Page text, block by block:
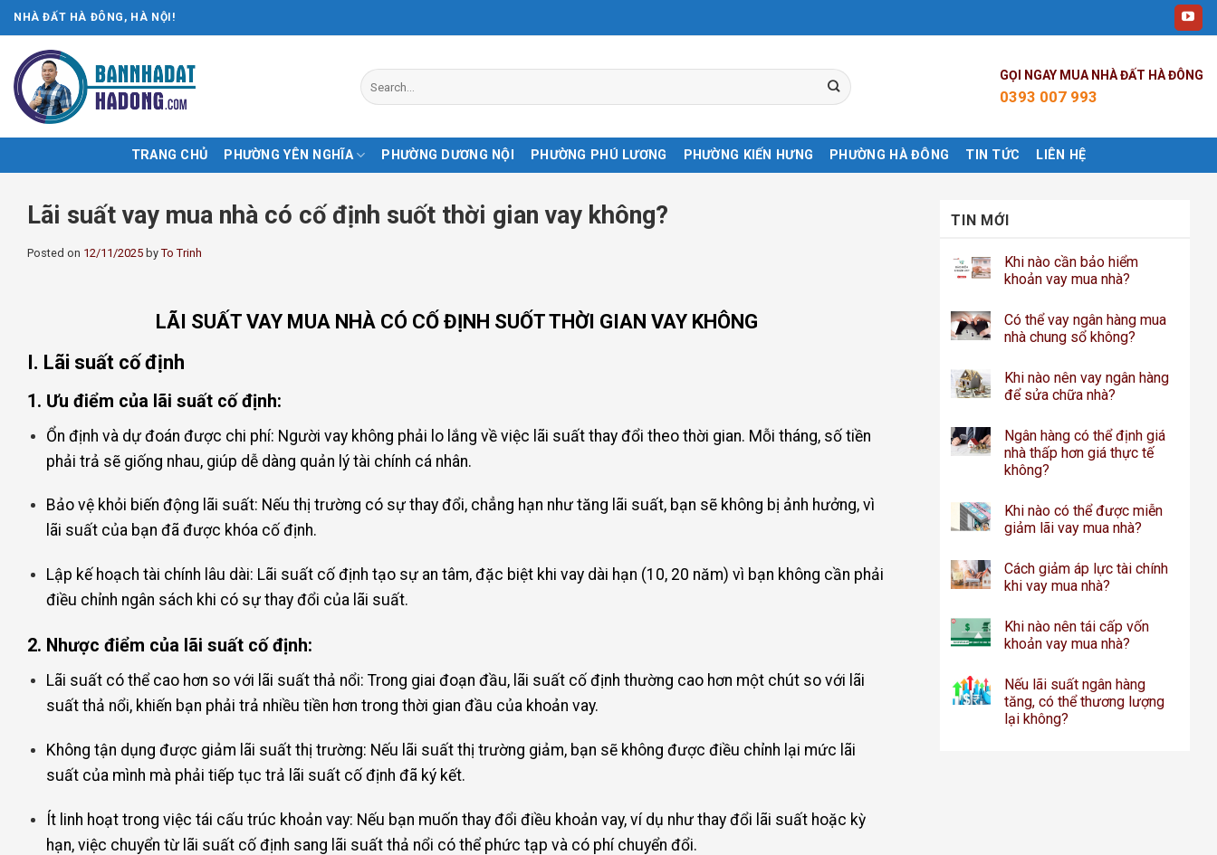
Skip
to
content
NHÀ ĐẤT HÀ ĐÔNG, HÀ NỘI!
GỌI NGAY MUA NHÀ ĐẤT HÀ ĐÔNG
0393 007 993
TRANG CHỦ PHƯỜNG YÊN NGHĨA PHƯỜNG DƯƠNG NỘI PHƯỜNG PHÚ LƯƠNG PHƯỜNG KIẾN HƯNG PHƯỜNG HÀ ĐÔNG TIN TỨC LIÊN HỆ
Lãi suất vay mua nhà có cố định suốt thời gian vay không?
Posted on 12/11/2025 by To Trinh
LÃI SUẤT VAY MUA NHÀ CÓ CỐ ĐỊNH SUỐT THỜI GIAN VAY KHÔNG
I. Lãi suất cố định
1. Ưu điểm của lãi suất cố định:
Ổn định và dự đoán được chi phí: Người vay không phải lo lắng về việc lãi suất thay đổi theo thời gian. Mỗi tháng, số tiền
phải trả sẽ giống nhau, giúp dễ dàng quản lý tài chính cá nhân.
Bảo vệ khỏi biến động lãi suất: Nếu thị trường có sự thay đổi, chẳng hạn như tăng lãi suất, bạn sẽ không bị ảnh hưởng, vì
lãi suất của bạn đã được khóa cố định.
Lập kế hoạch tài chính lâu dài: Lãi suất cố định tạo sự an tâm, đặc biệt khi vay dài hạn (10, 20 năm) vì bạn không cần phải
điều chỉnh ngân sách khi có sự thay đổi của lãi suất.
2. Nhược điểm của lãi suất cố định:
Lãi suất có thể cao hơn so với lãi suất thả nổi: Trong giai đoạn đầu, lãi suất cố định thường cao hơn một chút so với lãi
suất thả nổi, khiến bạn phải trả nhiều tiền hơn trong thời gian đầu của khoản vay.
Không tận dụng được giảm lãi suất thị trường: Nếu lãi suất thị trường giảm, bạn sẽ không được điều chỉnh lại mức lãi
suất của mình mà phải tiếp tục trả lãi suất cố định đã ký kết.
Ít linh hoạt trong việc tái cấu trúc khoản vay: Nếu bạn muốn thay đổi điều khoản vay, ví dụ như thay đổi lãi suất hoặc kỳ
hạn, việc chuyển từ lãi suất cố định sang lãi suất thả nổi có thể phức tạp và có phí chuyển đổi.
TIN MỚI
Khi nào cần bảo hiểm
khoản vay mua nhà?
Có thể vay ngân hàng mua
nhà chung sổ không?
Khi nào nên vay ngân hàng
để sửa chữa nhà?
Ngân hàng có thể định giá
nhà thấp hơn giá thực tế
không?
Khi nào có thể được miễn
giảm lãi vay mua nhà?
Cách giảm áp lực tài chính
khi vay mua nhà?
Khi nào nên tái cấp vốn
khoản vay mua nhà?
Nếu lãi suất ngân hàng
tăng, có thể thương lượng
lại không?